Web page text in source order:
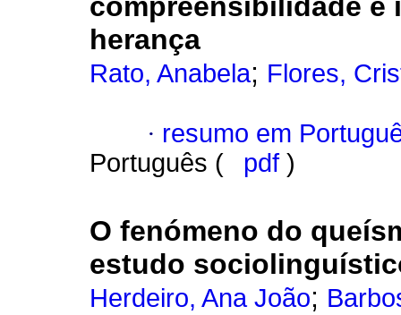
compreensibilidade e
herança
Rato, Anabela; Flores,
· resumo em
Português (
pdf )
O fenómeno do
estudo
Herdeiro, Ana João;